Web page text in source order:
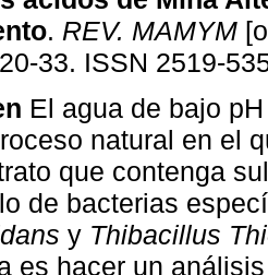
. REV. MAMYM
33. ISSN 2519-
El agua de bajo
natural en el
que contenga
de bacterias
y Thibacillus
es hacer un